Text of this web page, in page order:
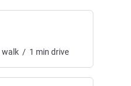
walk / 1 min drive